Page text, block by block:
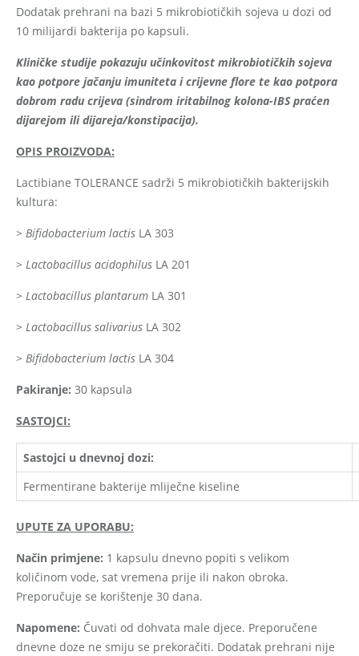
Dodatak prehrani na bazi 5 mikrobiotičkih sojeva u dozi od
10 milijardi bakterija po kapsuli.
Kliničke studije pokazuju učinkovitost mikrobiotičkih sojeva
kao potpore jačanju imuniteta i crijevne flore te kao potpora
dobrom radu crijeva (sindrom iritabilnog kolona-IBS praćen
dijarejom ili dijareja/konstipacija).
OPIS PROIZVODA:
Lactibiane TOLERANCE sadrži 5 mikrobiotičkih bakterijskih
kultura:
> Bifidobacterium lactis LA 303
> Lactobacillus acidophilus LA 201
> Lactobacillus plantarum LA 301
> Lactobacillus salivarius LA 302
> Bifidobacterium lactis LA 304
Pakiranje: 30 kapsula
SASTOJCI:
Sastojci u dnevnoj dozi:
Fermentirane bakterije mliječne kiseline
UPUTE ZA UPORABU:
Način primjene: 1 kapsulu dnevno popiti s velikom
količinom vode, sat vremena prije ili nakon obroka.
Preporučuje se korištenje 30 dana.
Napomene: Čuvati od dohvata male djece. Preporučene
dnevne doze ne smiju se prekoračiti. Dodatak prehrani nije